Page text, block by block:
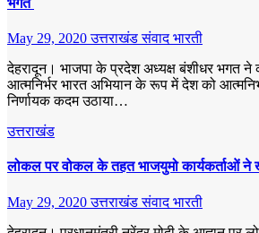
भगत
May 29, 2020उत्तराखंड संवाद भारती
देहरादून। भाजपा के प्रदेश अध्यक्ष बंशीधर भगत ने
आत्मनिर्भर भारत अभियान के रूप में देश को
निर्णायक कदम उठाया…
उत्तराखंड
लोकल पर वोकल के तहत भाजयुमो कार्यकर्ताओं ने
May 29, 2020उत्तराखंड संवाद भारती